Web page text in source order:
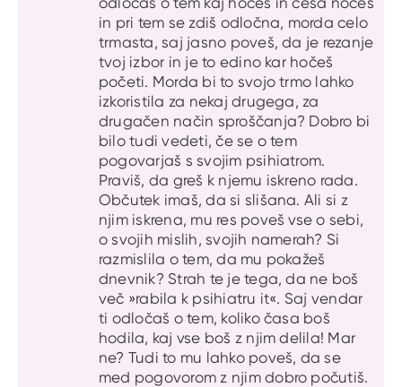
in pri tem se zdiš odločna, morda celo
trmasta, saj jasno poveš, da je rezanje
tvoj izbor in je to edino kar hočeš
početi. Morda bi to svojo trmo lahko
izkoristila za nekaj drugega, za
drugačen način sproščanja? Dobro bi
bilo tudi vedeti, če se o tem
pogovarjaš s svojim psihiatrom.
Praviš, da greš k njemu iskreno rada.
Občutek imaš, da si slišana. Ali si z
njim iskrena, mu res poveš vse o sebi,
o svojih mislih, svojih namerah? Si
razmislila o tem, da mu pokažeš
dnevnik? Strah te je tega, da ne boš
več »rabila k psihiatru it«. Saj vendar
ti odločaš o tem, koliko časa boš
hodila, kaj vse boš z njim delila! Mar
ne? Tudi to mu lahko poveš, da se
med pogovorom z njim dobro počutiš.